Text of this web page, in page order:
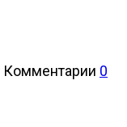
Комментарии 0